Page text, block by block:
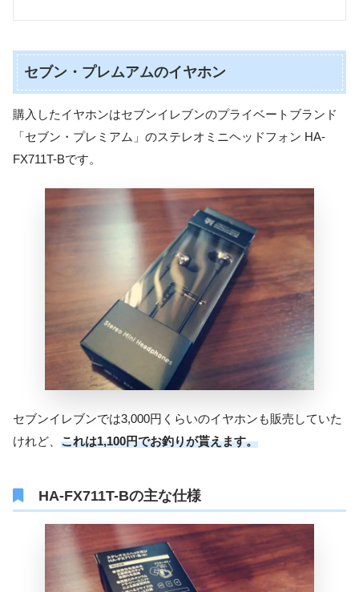
セブン・プレムアムのイヤホン
購入したイヤホンはセブンイレブンのプライベートブランド
「セブン・プレミアム」のステレオミニヘッドフォン HA-
FX711T-Bです。
セブンイレブンでは3,000円くらいのイヤホンも販売していた
けれど、 これは1,100円でお釣りが貰えます。
HA-FX711T-Bの主な仕様